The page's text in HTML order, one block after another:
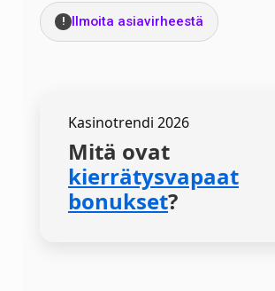
! Ilmoita asiavirheestä
Kasinotrendi 2026
Mitä ovat
kierrätysvapaat
bonukset?